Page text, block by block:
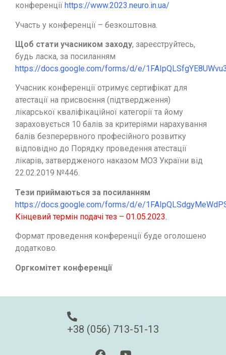
конференції https://www.2023.neuro.in.ua/
Участь у конференції – безкоштовна.
Щоб стати учасником заходу, зареєструйтесь,
будь ласка, за посиланням
https://docs.google.com/forms/d/e/
Учасник конференції отримує сертифікат для
атестації на присвоєння (підтвердження)
лікарської кваліфікаційної категорії та йому
зараховується 10 балів за критеріями нарахування
балів безперервного професійного розвитку
відповідно до Порядку проведення атестації
лікарів, затвердженого наказом МОЗ України від
22.02.2019 №446.
Тези приймаються за посиланням
https://docs.google.com/forms/d/e/
Кінцевий термін подачі тез – 01.05.2023.
Формат проведення конференції буде оголошено
додатково.
Оргкомітет конференції
+38 (056) 713-51-13